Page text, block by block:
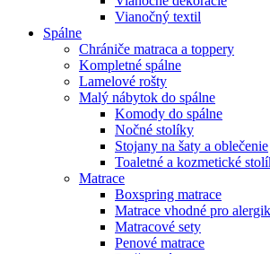
Vianočný textil
Spálne
Chrániče matraca a toppery
Kompletné spálne
Lamelové rošty
Malý nábytok do spálne
Komody do spálne
Nočné stolíky
Stojany na šaty a oblečenie
Toaletné a kozmetické
Matrace
Boxspring matrace
Matrace vhodné pro
Matracové sety
Penové matrace